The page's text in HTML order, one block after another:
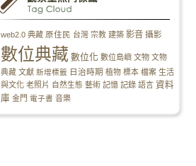
web2.0 典藏 原住民 台灣 宗教 建築 影音 攝影
數位典藏 數位化 數位島嶼 文物 文物
典藏 文獻 新增標籤 日治時期 植物 標本 檔案 生活
與文化 老照片 自然生態 藝術 記憶 記錄 語言 資料
庫 金門 電子書 音樂